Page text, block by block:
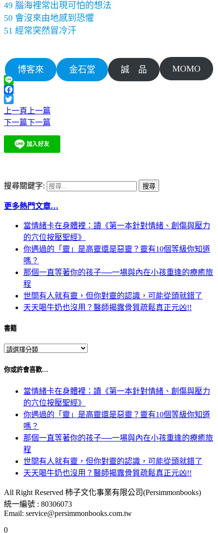
49 腦海裡常出現可怕的想法
50 會沒來由地感到恐懼
51 經常突然冒冷汗
博客來 金石堂 誠 品 MOMO
Line
Facebook
Twitter
上一頁 上一篇
下一篇下一篇
搜尋關鍵字:
更多熱門文章…
當情緒卡在身體裡：讀《第一本針對情緒、創傷與壓力
的穴位按壓聖經》
你遇過的「靈」是高靈還是惡靈？靈有10個等級你知道
嗎？
那個一直等著你的孩子──一場與內在小孩重逢的療癒旅
程
世間有人就有靈，但你對靈的認識，可能從頭就錯了
天天喝牛奶也沒用？醫師揭露骨質疏鬆真正元凶!!
書籍
你或許會喜歡…
當情緒卡在身體裡：讀《第一本針對情緒、創傷與壓力
的穴位按壓聖經》
你遇過的「靈」是高靈還是惡靈？靈有10個等級你知道
嗎？
那個一直等著你的孩子──一場與內在小孩重逢的療癒旅
程
世間有人就有靈，但你對靈的認識，可能從頭就錯了
天天喝牛奶也沒用？醫師揭露骨質疏鬆真正元凶!!
All Right Reserved 柿子文化事業有限公司(Persimmonbooks)
統一編號 : 80306073
Email: service@persimmonbooks.com.tw
0